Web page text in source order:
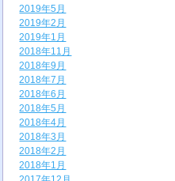
2019年5月
2019年2月
2019年1月
2018年11月
2018年9月
2018年7月
2018年6月
2018年5月
2018年4月
2018年3月
2018年2月
2018年1月